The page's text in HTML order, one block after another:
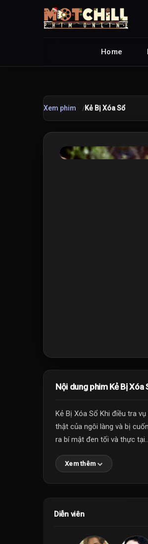
Home
Xem phim Kẻ Bị Xóa Sổ
★7.5 /10
Nội dung phim Kẻ Bị Xóa
Kẻ Bị Xóa Sổ Khi điều tra
thật của ngôi làng và bị
ra bí mật đen tối và thực
Xem thêm
Diễn viên